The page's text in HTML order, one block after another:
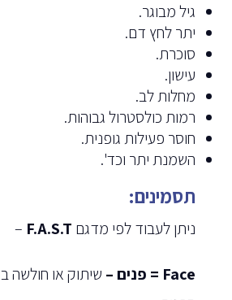
גיל מבוגר.
יתר לחץ דם.
סוכרת.
עישון.
מחלות לב.
רמות כולסטרול גבוהות.
חוסר פעילות גופנית.
השמנת יתר וכד'.
תסמינים:
ניתן לעבוד לפי מדגם F.A.S.T
–
Face = פנים – שיתוק או